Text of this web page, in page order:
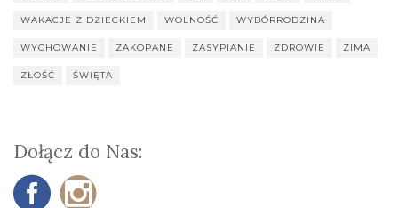
WAKACJE Z DZIECKIEM WOLNOŚĆ WYBÓRRODZINA
WYCHOWANIE ZAKOPANE ZASYPIANIE ZDROWIE ZIMA
ZŁOŚĆ ŚWIĘTA
Dołącz do Nas: